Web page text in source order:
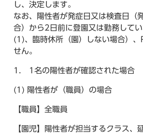
し、決定します。
なお、陽性者が発症日又は検査日（
合）から2日前に登園又は勤務して
(1)、臨時休所（園）しない場合）、
せん。
1． 1名の陽性者が確認された場合
(1) 陽性者が（職員）の場合
【職員】全職員
【園児】陽性者が担当するクラス、